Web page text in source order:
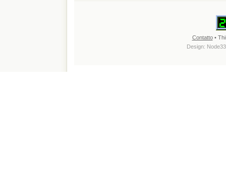
Contatto•
Design: Node33